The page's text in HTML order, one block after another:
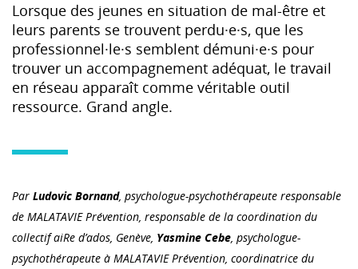
Lorsque des jeunes en situation de mal-être et
leurs parents se trouvent perdu·e·s, que les
professionnel·le·s semblent démuni·e·s pour
trouver un accompagnement adéquat, le travail
en réseau apparaît comme véritable outil
ressource. Grand angle.
Par Ludovic Bornand, psychologue-psychothérapeute responsable
de MALATAVIE Prévention, responsable de la coordination du
collectif aiRe d’ados, Genève, Yasmine Cebe, psychologue-
psychothérapeute à MALATAVIE Prévention, coordinatrice du